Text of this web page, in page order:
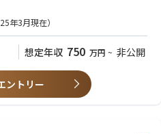
城）
ク）へのデモ・トレーニング機会あ
ルフレックス／コアタイムなし）
へ帰宅可能な環境がございます。
るため記載しております)
半導体・製造・装置・評価などの基
力化するポジションです。
課題抽出および改善施策の立案・実行
技術課題の解決
渉、運用調整（海外拠点との連携含
プロセス全体の改善推進
進み、働きやすい環境が整備されてい
る実務経験
におけるアプリケーションエンジニア
の協業経験
に関する幅広い知見
年3月現在）
想定年収 750 万円 ~ 非公開
ントリー